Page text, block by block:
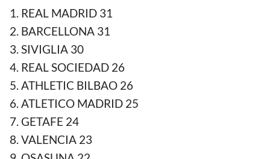
REAL MADRID 31
BARCELLONA 31
SIVIGLIA 30
REAL SOCIEDAD 26
ATHLETIC BILBAO 26
ATLETICO MADRID 25
GETAFE 24
VALENCIA 23